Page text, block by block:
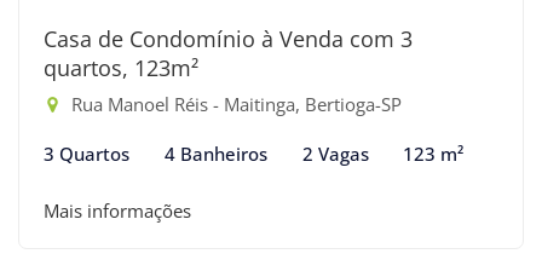
Casa de Condomínio à Venda com 3
quartos, 123m²
Rua Manoel Réis - Maitinga, Bertioga-SP
3 Quartos 4 Banheiros 2 Vagas 123 m²
Mais informações